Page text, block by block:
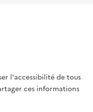
l'accessibilité de tous
ces informations